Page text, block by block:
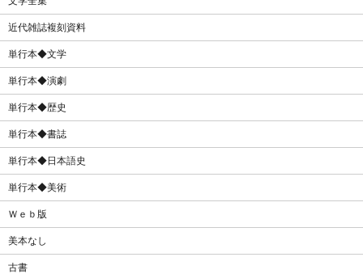
近代雑誌複刻資料
単行本◆文学
単行本◆演劇
単行本◆歴史
単行本◆書誌
単行本◆日本語史
単行本◆美術
Ｗｅｂ版
美本なし
古書